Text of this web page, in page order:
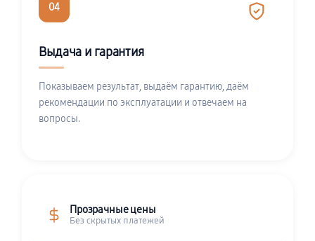
04
Выдача и гарантия
Показываем результат, выдаём гарантию, даём
рекомендации по эксплуатации и отвечаем на
вопросы.
Прозрачные цены
Без скрытых платежей